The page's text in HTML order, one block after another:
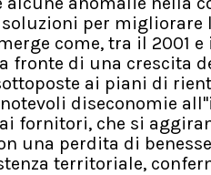
per migliorare
come, tra il 2001
fronte di una crescita
ai piani di
diseconomie
fornitori, che si
una perdita di
territoriale,